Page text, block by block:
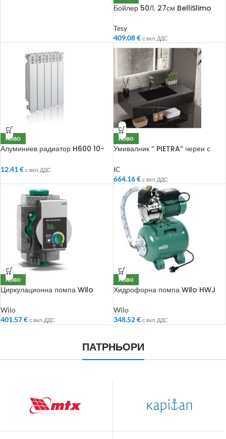
Бойлер 50Л. 27см BelliSlimo
Tesy
409.08€ с вкл. ДДС
НОВО
Алуминиев радиатор H600 10-
12.41€ с вкл. ДДС
НОВО
Умивалник “ PIETRA“ черен с
IC
664.16€ с вкл. ДДС
НОВО
Циркулационна помпа Wilo
Wilo
401.57€ с вкл. ДДС
НОВО
Хидрофорна помпа Wilo HWJ
Wilo
348.52€ с вкл. ДДС
ПАТРНЬОРИ